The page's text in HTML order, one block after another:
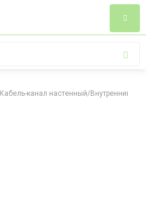
Кабель-канал настенный/Внутренний